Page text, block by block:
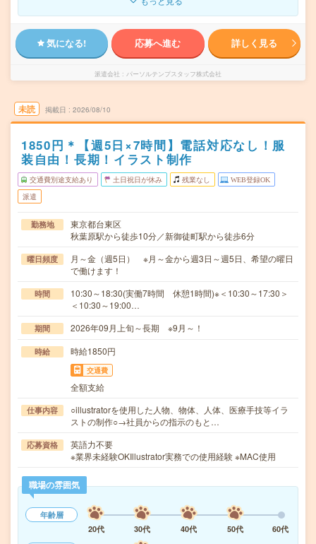
気になる! 応募へ進む 詳しく見る
派遣会社 パーソルテンプスタッフ株式会社
未読 掲載日 2026/08/10
1850円＊【週5日×7時間】電話対応なし！服
装自由！長期！イラスト制作
交通費別途支給あり 土日祝日が休み 残業なし WEB登録OK
派遣
勤務地
東京都台東区
秋葉原駅から徒歩10分／新御徒町駅から徒歩6分
曜日頻度
月～金（週5日） ※月～金から週3日～週5日、希望の曜日
で働けます！
時間
10:30～18:30(実働7時間 休憩1時間)※＜10:30～17:30＞
＜10:30～19:00…
期間 2026年09月上旬～長期 ※9月～！
時給 時給1850円
交通費
全額支給
仕事内容
○illustratorを使用した人物、物体、人体、医療手技等イラ
ストの制作○→社員からの指示のもと…
応募資格
英語力不要
※業界未経験OKIllustrator実務での使用経験 ※MAC使用
職場の雰囲気
年齢層
20代
30代 40代 50代
60代